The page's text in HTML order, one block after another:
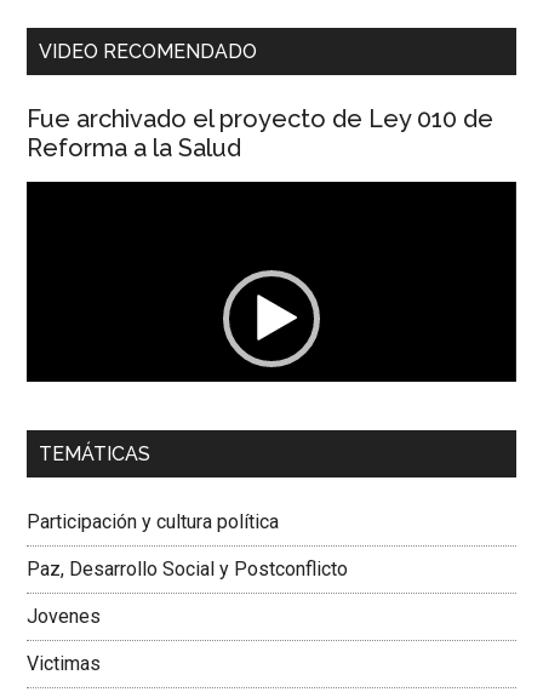
VIDEO RECOMENDADO
Fue archivado el proyecto de Ley 010 de
Reforma a la Salud
00:00 01:04
Dra. Carolina Corcho Mejía,Presidenta Corporación
Colombiana
TEMÁTICAS
Participación y cultura política
Paz, Desarrollo Social y Postconflicto
Jovenes
Victimas